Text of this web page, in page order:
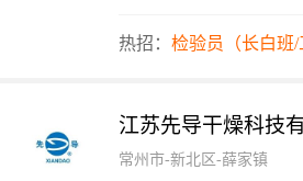
热招： 检验员（长白班/
江苏先导干燥科技
常州市-新北区-薛家镇